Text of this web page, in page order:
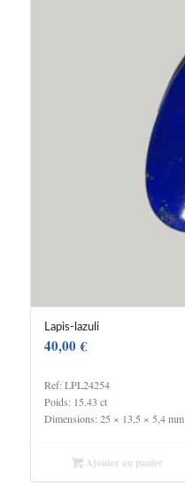
Lapis-lazuli
40,00€
Ref: LPL24254
Poids: 15.43 ct
Dimensions: 25 × 13,5 × 5,4 mm
Ajouter au panier